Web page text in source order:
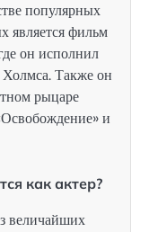
популярных
является фильм
он исполнил
Также он
рыцаре
и
как актер?
величайших